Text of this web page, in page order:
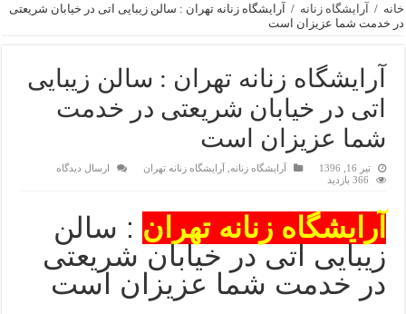
خانه / آرایشگاه زنانه / آرایشگاه زنانه تهران : سالن زیبایی اتی در خیابان شریعتی
در خدمت شما عزیزان است
آرایشگاه زنانه تهران : سالن زیبایی
اتی در خیابان شریعتی در خدمت
شما عزیزان است
تیر 16, 1396 آرایشگاه زنانه ,آرایشگاه زنانه تهران
ارسال دیدگاه
366 بازدید
آرایشگاه زنانه تهران : سالن
زیبایی اتی در خیابان شریعتی
در خدمت شما عزیزان است